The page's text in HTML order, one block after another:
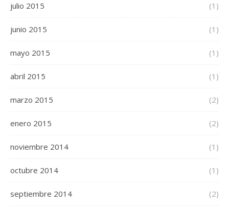
julio 2015 (1)
junio 2015 (1)
mayo 2015 (1)
abril 2015 (1)
marzo 2015 (2)
enero 2015 (2)
noviembre 2014 (1)
octubre 2014 (1)
septiembre 2014 (2)